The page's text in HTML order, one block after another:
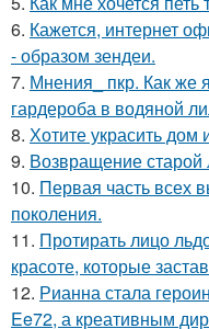
6. Кажется, интернет
- образом зендеи.
7. Мнения_ пкр. Как же
гардероба в водяной
8. Хотите украсить
9. Возвращение старой
10. Первая часть всех
поколения.
11. Протирать лицо
красоте, которые
12. Рианна стала
Ee72, а креативным